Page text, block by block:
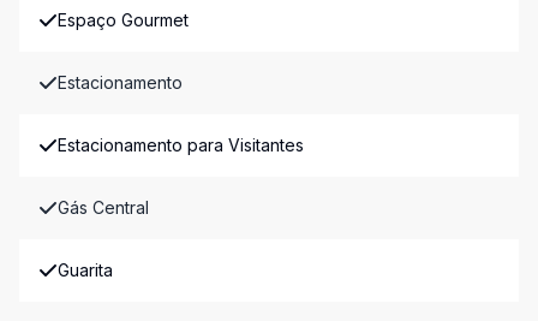
Espaço Gourmet
Estacionamento
Estacionamento para Visitantes
Gás Central
Guarita